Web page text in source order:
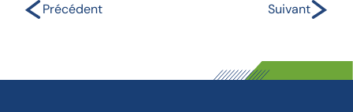
Précédent Suivant